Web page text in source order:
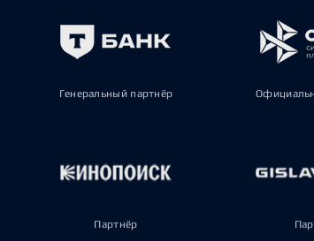
Генеральный партнёр
Партнёр